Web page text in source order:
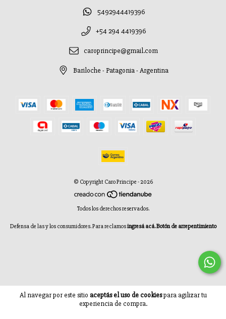
Al navegar por este sitio aceptás el uso de cookiespara agilizar tu
experiencia de compra.
5492944419396
+54 294 4419396
caroprincipe@gmail.com
Bariloche - Patagonia - Argentina
© Copyright Caro Principe - 2026
Todos los derechos reservados.
Defensa de las y los consumidores. Para reclamosingresá acá.Botón de arrepentimiento